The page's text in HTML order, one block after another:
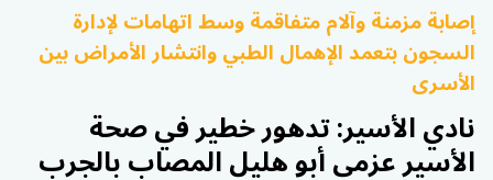
إصابة مزمنة وآلام متفاقمة وسط اتهامات لإدارة
السجون بتعمد الإهمال الطبي وانتشار الأمراض بين
الأسرى
نادي الأسير: تدهور خطير في صحة
الأسير عزمي أبو هليل المصاب بالجرب